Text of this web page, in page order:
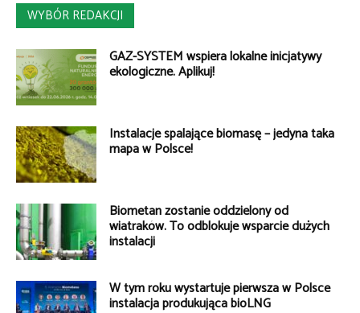
WYBÓR REDAKCJI
GAZ-SYSTEM wspiera lokalne inicjatywy
ekologiczne. Aplikuj!
Instalacje spalające biomasę – jedyna taka
mapa w Polsce!
Biometan zostanie oddzielony od
wiatraków. To odblokuje wsparcie dużych
instalacji
W tym roku wystartuje pierwsza w Polsce
instalacja produkująca bioLNG